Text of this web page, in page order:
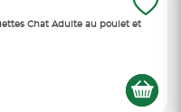
Chat Adulte au poulet et